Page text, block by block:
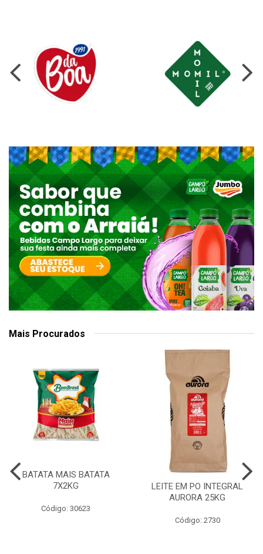
Mais Procurados
BATATA MAIS BATATA
7X2KG
Código: 30623
LEITE EM PO INTEGRAL
AURORA 25KG
Código: 2730